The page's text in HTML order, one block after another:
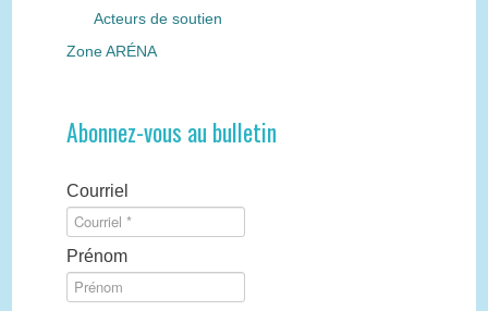
Acteurs de soutien
Zone ARÉNA
Abonnez-vous au bulletin
Courriel
Prénom